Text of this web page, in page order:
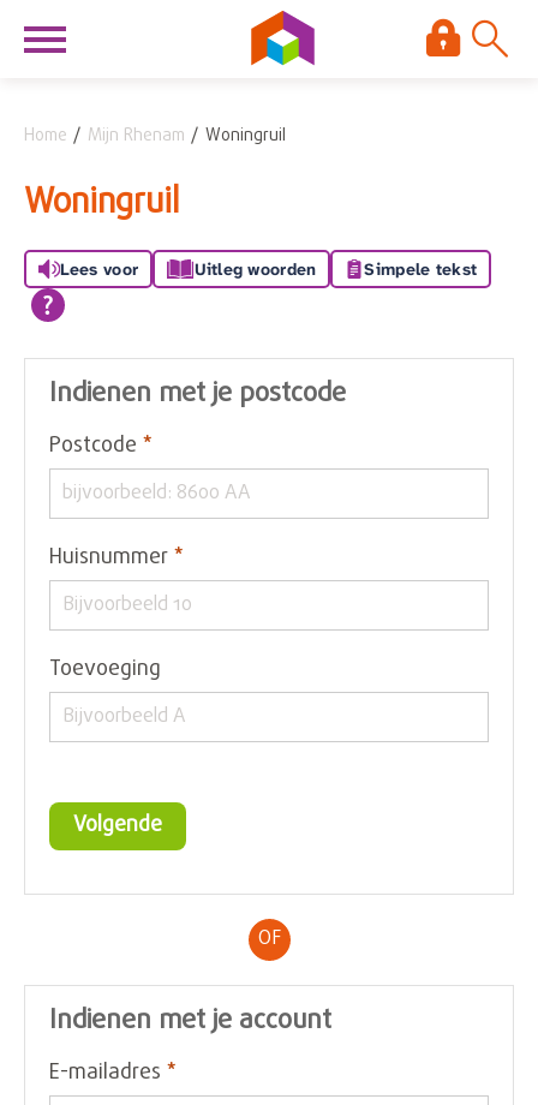
Naar hoofdinhoud
Naar hoofdnavigatiemenu
Naar zoeken
Naar de homepage
Ga naar Hoofd
Home Mijn Rhenam Woningruil
Woningruil
Lees voor Uitleg woorden Simpele tekst
Indienen met je postcode
Postcode *
Huisnummer *
Toevoeging
Volgende
OF
Indienen met je account
E-mailadres *